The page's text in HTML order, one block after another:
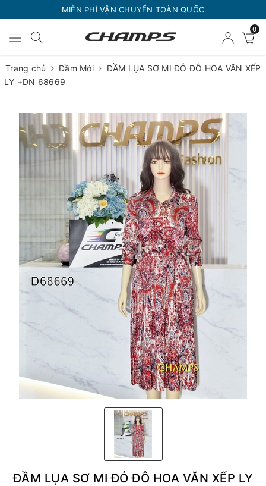
MIỄN PHÍ VẬN CHUYỂN TOÀN QUỐC
0
Trang chủ Đầm Mới
ĐẦM LỤA SƠ MI ĐỎ ĐÔ HOA VĂN XẾP
LY +DN 68669
ĐẦM LỤA SƠ MI ĐỎ ĐÔ HOA VĂN XẾP LY